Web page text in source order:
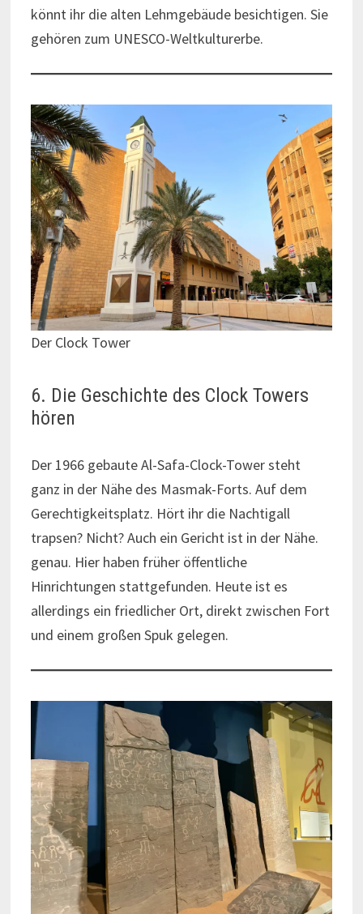
könnt ihr die alten Lehmgebäude besichtigen. Sie
gehören zum UNESCO-Weltkulturerbe.
Der Clock Tower
6. Die Geschichte des Clock Towers
hören
Der 1966 gebaute Al-Safa-Clock-Tower steht
ganz in der Nähe des Masmak-Forts. Auf dem
Gerechtigkeitsplatz. Hört ihr die Nachtigall
trapsen? Nicht? Auch ein Gericht ist in der Nähe.
genau. Hier haben früher öffentliche
Hinrichtungen stattgefunden. Heute ist es
allerdings ein friedlicher Ort, direkt zwischen Fort
und einem großen Spuk gelegen.